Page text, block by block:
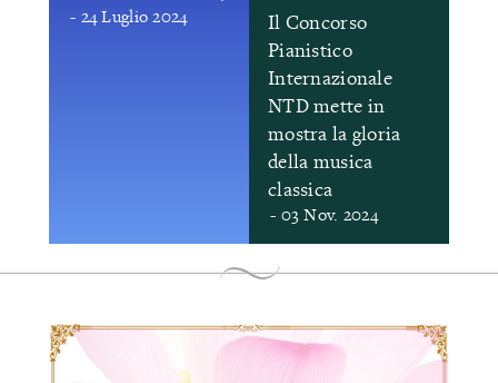
- 24 Luglio 2024
Il Concorso
Pianistico
Internazionale
NTD mette in
mostra la gloria
della musica
classica
- 03 Nov. 2024